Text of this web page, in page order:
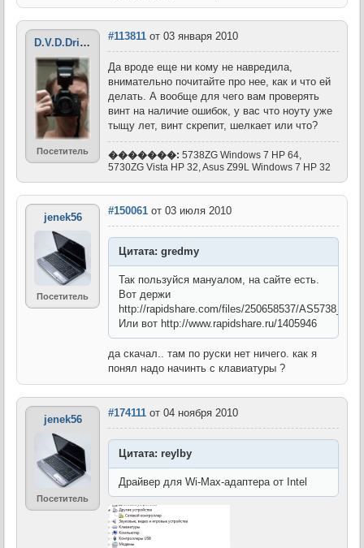
D.V.D.Driver
Посетитель
#113811 от 03 января 2010
Да вроде еще ни кому не навредила,
внимательно почитайте про нее, как и что ей
делать. А вообще для чего вам проверять
винт на наличие ошибок, у вас что ноуту уже
тыщу лет, винт скрепит, шелкает или что?
�������: 5738ZG Windows 7 НР 64,
5730ZG Vista HP 32, Asus Z99L Windows 7 HP 32
jenek56
Посетитель
#150061 от 03 июля 2010
Цитата: gredmy
Так пользуйся мануалом, на сайте есть.
Вот держи
http://rapidshare.com/files/250658537/
Или вот http://www.rapidshare.ru/1405946
да скачал.. там по руски нет ничего. как я
понял надо начинть с клавиатуры ?
jenek56
Посетитель
#174111 от 04 ноября 2010
Цитата: reylby
Драйвер для Wi-Max-адаптера от Intel